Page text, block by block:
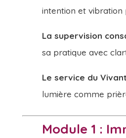
intention et vibration
La supervision
sa pratique avec
Le service du Vivant
lumière comme
Module 1 :